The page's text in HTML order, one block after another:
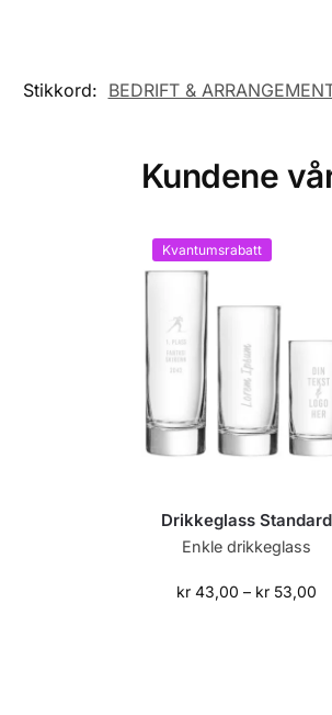
Stikkord: BEDRIFT &
Kundene
Kvantumsrabatt
Drikkeglass Standard
Enkle drikkeglass
kr 43,00 – kr 53,00